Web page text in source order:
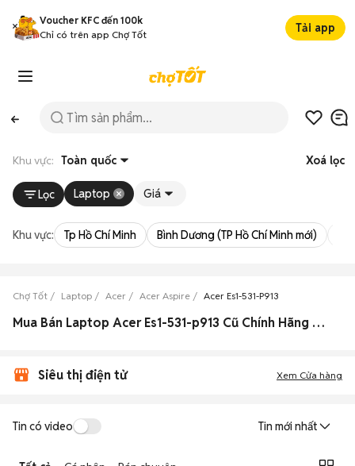
Voucher KFC đến 100k
Chỉ có trên app Chợ Tốt
Tải app
Khu vực: Toàn quốc Xoá lọc
Lọc Laptop Giá
Khu vực: Tp Hồ Chí Minh Bình Dương (TP Hồ Chí Minh mới)
Chợ Tốt Laptop Acer Acer Aspire Acer Es1-531-P913
Mua Bán Laptop Acer Es1-531-p913 Cũ Chính Hãng Giá Rẻ
Siêu thị điện tử Xem Cửa hàng
Tin có video Tin mới nhất